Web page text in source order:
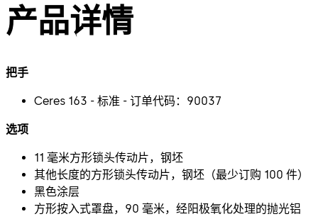
产品详情
把手
Ceres 163 - 标准 - 订单代码：90037
选项
11 毫米方形锁头传动片，钢坯
其他长度的方形锁头传动片，钢坯（最少订购 100 件）
黑色涂层
方形按入式罩盘，90 毫米，经阳极氧化处理的抛光铝